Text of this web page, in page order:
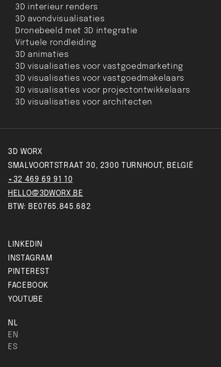
3D interieur renders
3D avondvisualisaties
Dronebeeld met 3D integratie
Virtuele rondleiding
3D animaties
3D visualisaties voor vastgoedmarketing
3D visualisaties voor vastgoedmakelaars
3D visualisaties voor projectontwikkelaars
3D visualisaties voor architecten
3D WORX
SMALVOORTSTRAAT 30, 2300 TURNHOUT, BELGIË
+32 469 69 91 10
HELLO@3DWORX.BE
BTW: BE0765.845.682
LINKEDIN
INSTAGRAM
PINTEREST
FACEBOOK
YOUTUBE
NL
EN
ES